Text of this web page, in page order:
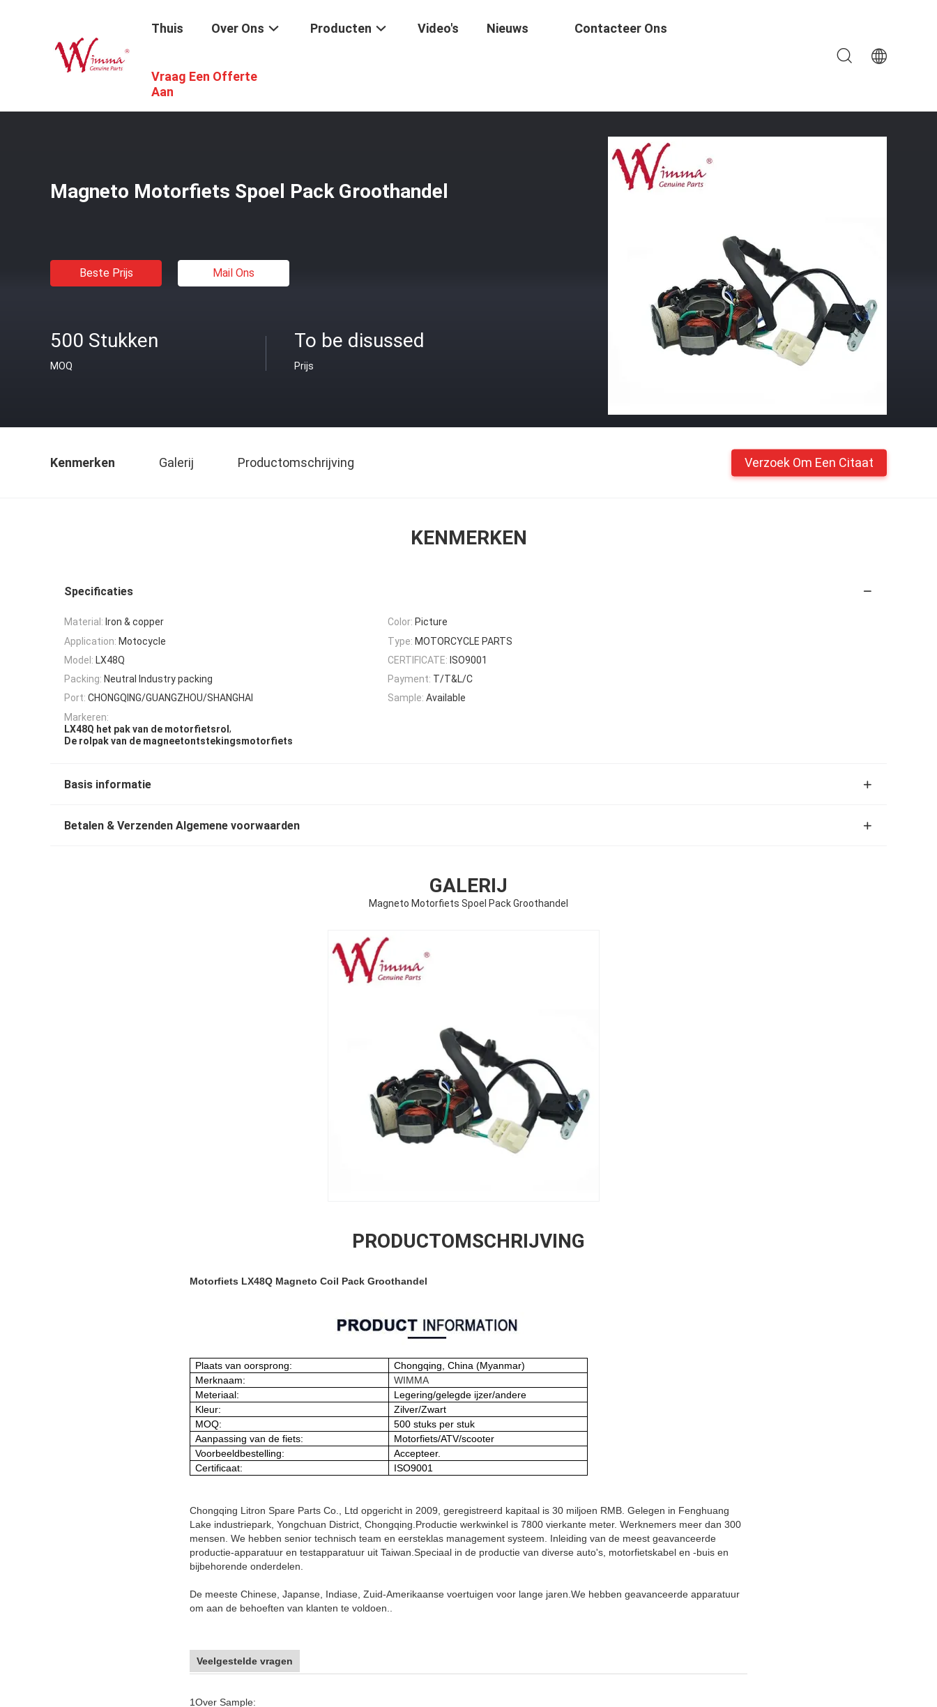
Thuis Over Ons Producten Video's Nieuws Contacteer Ons
Vraag Een Offerte
Aan
Thuis / Motorfiets Elektrodelen
Magneto Motorfiets Spoel Pack Groothandel
Beste Prijs Mail Ons
500 Stukken
MOQ
To be disussed
Prijs
Kenmerken Galerij Productomschrijving Verzoek Om Een Citaat
KENMERKEN
Specificaties
Material: Iron & copper Color: Picture
Application: Motocycle Type: MOTORCYCLE PARTS
Model: LX48Q CERTIFICATE: ISO9001
Packing: Neutral Industry packing Payment: T/T&L/C
Port: CHONGQING/GUANGZHOU/SHANGHAI Sample: Available
Markeren:
LX48Q het pak van de motorfietsrol ,
De rolpak van de magneetontstekingsmotorfiets
Basis informatie
Betalen & Verzenden Algemene voorwaarden
GALERIJ
Magneto Motorfiets Spoel Pack Groothandel
PRODUCTOMSCHRIJVING
Motorfiets LX48Q Magneto Coil Pack Groothandel
Plaats van oorsprong:
Chongqing, China (Myanmar)
Merknaam:
WIMMA
Meteriaal:
Legering/gelegde ijzer/andere
Kleur:
Zilver/Zwart
MOQ:
500 stuks per stuk
Aanpassing van de fiets:
Motorfiets/ATV/scooter
Voorbeeldbestelling:
Accepteer.
Certificaat:
ISO9001
Chongqing Litron Spare Parts Co., Ltd opgericht in 2009, geregistreerd kapitaal is 30 miljoen RMB. Gelegen in Fenghuang
Lake industriepark, Yongchuan District, Chongqing.Productie werkwinkel is 7800 vierkante meter. Werknemers meer dan 300
mensen. We hebben senior technisch team en eersteklas management systeem. Inleiding van de meest geavanceerde
productie-apparatuur en testapparatuur uit Taiwan.Speciaal in de productie van diverse auto's, motorfietskabel en -buis en
bijbehorende onderdelen.
De meeste Chinese, Japanse, Indiase, Zuid-Amerikaanse voertuigen voor lange jaren.We hebben geavanceerde apparatuur
om aan de behoeften van klanten te voldoen..
Veelgestelde vragen
1Over Sample: